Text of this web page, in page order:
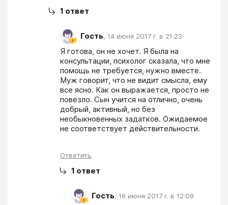
1 ответ
Гость, 14 июня 2017 г. в 21:23
Я готова, он не хочет. Я была на
консультации, психолог сказала, что мне
помощь не требуется, нужно вместе.
Муж говорит, что не видит смысла, ему
все ясно. Как он выражается, просто не
повезло. Сын учится на отлично, очень
добрый, активный, но без
необыкновенных задатков. Ожидаемое
не соответствует действительности.
Ответить
1 ответ
Гость, 16 июня 2017 г. в 12:09